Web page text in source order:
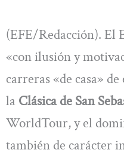
(EFE/Redacción). El
«con ilusión y
carreras «de casa»
la Clásica de San
WorldTour, y el
también de carácter